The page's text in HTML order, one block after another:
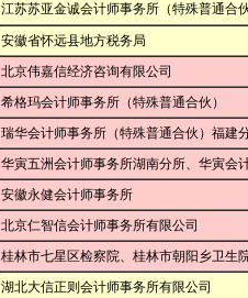
江苏苏亚金诚会计师事务所（特殊普通合
安徽省怀远县地方税务局
北京伟嘉信经济咨询有限公司
希格玛会计师事务所（特殊普通合伙）
瑞华会计师事务所（特殊普通合伙）福建
华寅五洲会计师事务所湖南分所、华寅会
安徽永健会计师事务所
北京仁智信会计师事务所有限公司
桂林市七星区检察院、桂林市朝阳乡卫生
湖北大信正则会计师事务所有限公司